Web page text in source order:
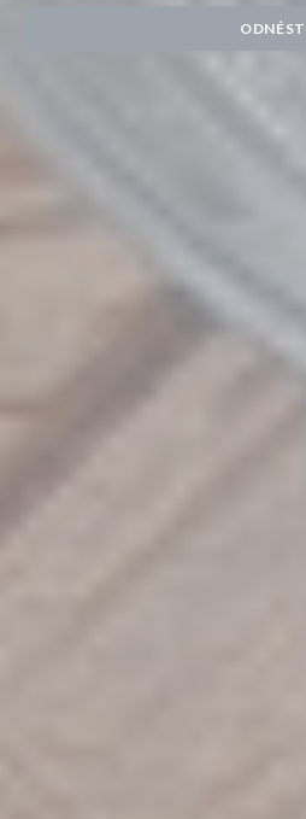
ODNÉST